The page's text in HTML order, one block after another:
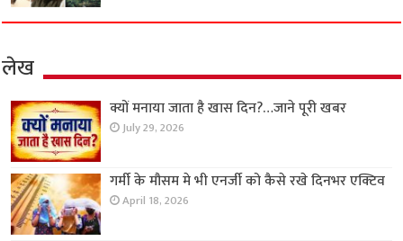
लेख
क्यों मनाया जाता है खास दिन?…जाने पूरी खबर
July 29, 2026
गर्मी के मौसम मे भी एनर्जी को कैसे रखे दिनभर एक्टिव
April 18, 2026